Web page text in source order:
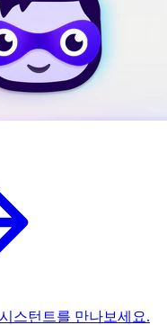
스턴트를 만나보세요.